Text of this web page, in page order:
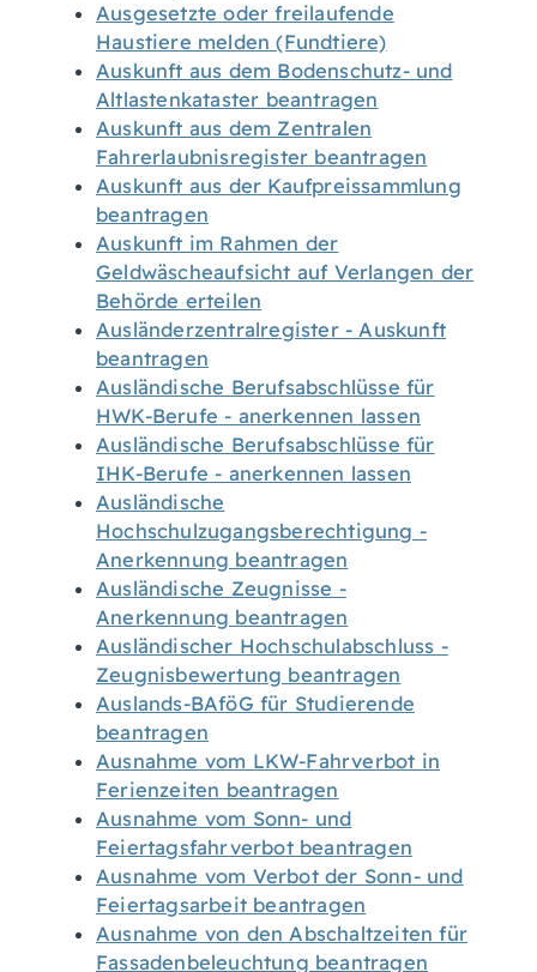
Ausgesetzte oder freilaufende
Haustiere melden (Fundtiere)
Auskunft aus dem Bodenschutz- und
Altlastenkataster beantragen
Auskunft aus dem Zentralen
Fahrerlaubnisregister beantragen
Auskunft aus der Kaufpreissammlung
beantragen
Auskunft im Rahmen der
Geldwäscheaufsicht auf Verlangen der
Behörde erteilen
Ausländerzentralregister - Auskunft
beantragen
Ausländische Berufsabschlüsse für
HWK-Berufe - anerkennen lassen
Ausländische Berufsabschlüsse für
IHK-Berufe - anerkennen lassen
Ausländische
Hochschulzugangsberechtigung -
Anerkennung beantragen
Ausländische Zeugnisse -
Anerkennung beantragen
Ausländischer Hochschulabschluss -
Zeugnisbewertung beantragen
Auslands-BAföG für Studierende
beantragen
Ausnahme vom LKW-Fahrverbot in
Ferienzeiten beantragen
Ausnahme vom Sonn- und
Feiertagsfahrverbot beantragen
Ausnahme vom Verbot der Sonn- und
Feiertagsarbeit beantragen
Ausnahme von den Abschaltzeiten für
Fassadenbeleuchtung beantragen